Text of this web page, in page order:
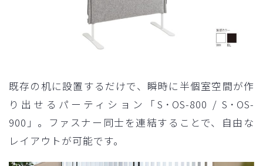
既存の机に設置するだけで、瞬時に半個室空間が作
り出せるパーティション「S･OS-800 / S･OS-
900」。ファスナー同士を連結することで、自由な
レイアウトが可能です。